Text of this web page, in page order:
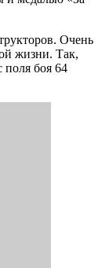
Очень
жизни. Так,
поля боя 64